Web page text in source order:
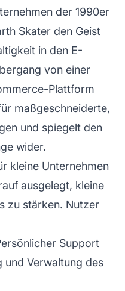
der 1990er
Skater den Geist
in den E-
von einer
Plattform
maßgeschneiderte,
und spiegelt den
wider.
kleine Unternehmen
ausgelegt, kleine
zu stärken. Nutzer
Support
und Verwaltung des